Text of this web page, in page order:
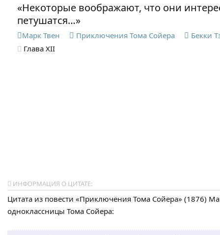
«Некоторые воображают, что они
петушатся…»
Марк Твен Приключения Тома Сойера
Бекки
Глава XII
ИНФОРМАЦИЯ О ЦИТАТЕ:
Цитата из повести «Приключения Тома Сойера» (1876)
одноклассницы Тома Сойера: